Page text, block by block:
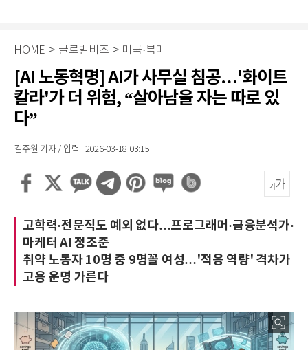
HOME > 글로벌비즈 > 미국·북미
[AI 노동혁명] AI가 사무실 침공…'화이트
칼라'가 더 위험, “살아남을 자는 따로 있
다”
김주원 기자 / 입력 : 2026-03-18 03:15
고학력·전문직도 예외 없다…프로그래머·금융분석가·
마케터 AI 정조준
취약 노동자 10명 중 9명꼴 여성…'적응 역량' 격차가
고용 운명 가른다